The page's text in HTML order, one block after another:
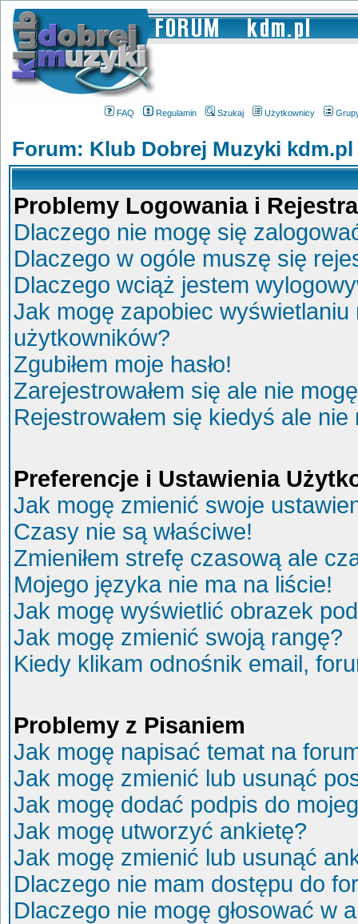
FAQ Regulamin Szukaj Użytkownicy
Forum: Klub Dobrej Muzyki kdm.pl
Problemy Logowania i
Dlaczego nie mogę się
Dlaczego w ogóle muszę się
Dlaczego wciąż jestem
Jak mogę zapobiec
użytkowników?
Zgubiłem moje hasło!
Zarejestrowałem się ale nie
Rejestrowałem się kiedyś ale
Preferencje i Ustawienia
Jak mogę zmienić swoje
Czasy nie są właściwe!
Zmieniłem strefę czasową ale
Mojego języka nie ma na liście!
Jak mogę wyświetlić obrazek
Jak mogę zmienić swoją rangę?
Kiedy klikam odnośnik email,
Problemy z Pisaniem
Jak mogę napisać temat na
Jak mogę zmienić lub usunąć
Jak mogę dodać podpis do
Jak mogę utworzyć ankietę?
Jak mogę zmienić lub usunąć
Dlaczego nie mam dostępu do
Dlaczego nie mogę głosować w